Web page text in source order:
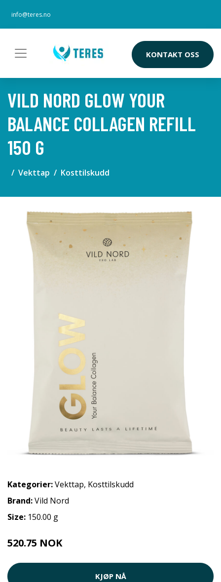
info@teres.no
KONTAKT OSS
VILD NORD GLOW YOUR
BALANCE COLLAGEN REFILL
150 G
Vekttap Kosttilskudd
Kategorier:Vekttap, Kosttilskudd
Brand:Vild Nord
Size: 150.00 g
520.75 NOK
KJØP NÅ